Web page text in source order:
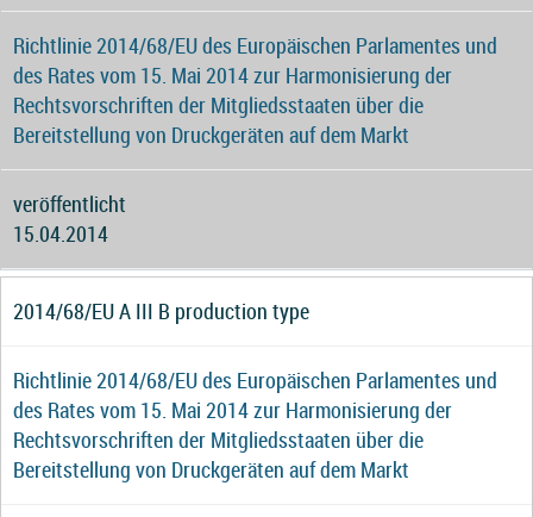
Richtlinie 2014/68/EU des Europäischen Parlamentes und
des Rates vom 15. Mai 2014 zur Harmonisierung der
Rechtsvorschriften der Mitgliedsstaaten über die
Bereitstellung von Druckgeräten auf dem Markt
veröffentlicht
15.04.2014
2014/68/EU A III B production type
Richtlinie 2014/68/EU des Europäischen Parlamentes und
des Rates vom 15. Mai 2014 zur Harmonisierung der
Rechtsvorschriften der Mitgliedsstaaten über die
Bereitstellung von Druckgeräten auf dem Markt